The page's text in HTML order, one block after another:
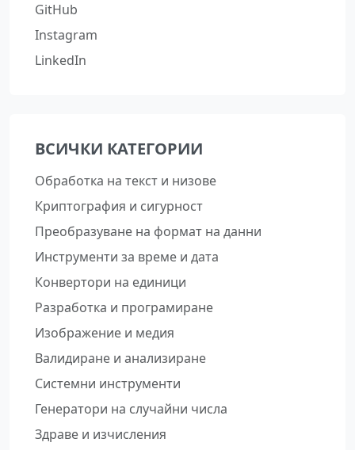
GitHub
Instagram
LinkedIn
ВСИЧКИ КАТЕГОРИИ
Обработка на текст и низове
Криптография и сигурност
Преобразуване на формат на данни
Инструменти за време и дата
Конвертори на единици
Разработка и програмиране
Изображение и медия
Валидиране и анализиране
Системни инструменти
Генератори на случайни числа
Здраве и изчисления